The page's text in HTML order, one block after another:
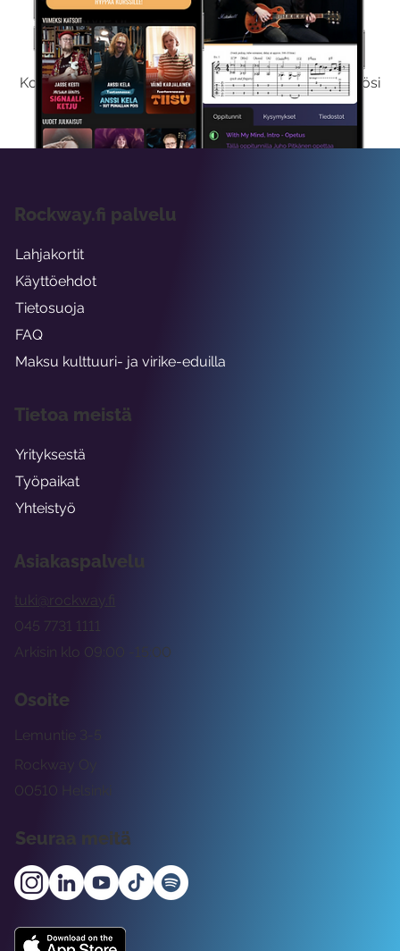
Kokeile Ilmaiseksi
Kokeilemalla ilmaiseksi saat koko sisältömme käyttöösi
viikon ajaksi.
Asiakaspalvelu
tuki@rockway.fi
Arkisin klo 09:00 -15:00
045 7731 1111
Osoite
Rockway Oy
Lemuntie 3-5
00510 Helsinki
Seuraa meitä
Rockway.fi palvelu
Lahjakortit
Käyttöehdot
Tietosuoja
FAQ
Maksu kulttuuri- ja virike-eduilla
Tietoa meistä
Yrityksestä
Työpaikat
Yhteistyö